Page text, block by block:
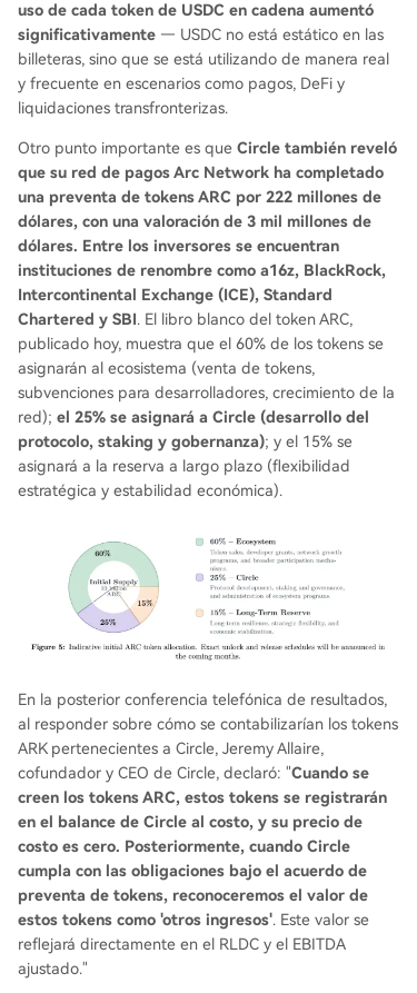
uso de cada token de USDC en cadena aumentó
significativamente — USDC no está estático en las
billeteras, sino que se está utilizando de manera real
y frecuente en escenarios como pagos, DeFi y
liquidaciones transfronterizas.
Otro punto importante es que Circle también reveló
que su red de pagos Arc Network ha completado
una preventa de tokens ARC por 222 millones de
dólares, con una valoración de 3 mil millones de
dólares. Entre los inversores se encuentran
instituciones de renombre como a16z, BlackRock,
Intercontinental Exchange (ICE), Standard
Chartered y SBI. El libro blanco del token ARC,
publicado hoy, muestra que el 60% de los tokens se
asignarán al ecosistema (venta de tokens,
subvenciones para desarrolladores, crecimiento de la
red); el 25% se asignará a Circle (desarrollo del
protocolo, staking y gobernanza); y el 15% se
asignará a la reserva a largo plazo (flexibilidad
estratégica y estabilidad económica).
En la posterior conferencia telefónica de resultados,
al responder sobre cómo se contabilizarían los tokens
ARK pertenecientes a Circle, Jeremy Allaire,
cofundador y CEO de Circle, declaró: "Cuando se
creen los tokens ARC, estos tokens se registrarán
en el balance de Circle al costo, y su precio de
costo es cero. Posteriormente, cuando Circle
cumpla con las obligaciones bajo el acuerdo de
preventa de tokens, reconoceremos el valor de
estos tokens como 'otros ingresos'. Este valor se
reflejará directamente en el RLDC y el EBITDA
ajustado."